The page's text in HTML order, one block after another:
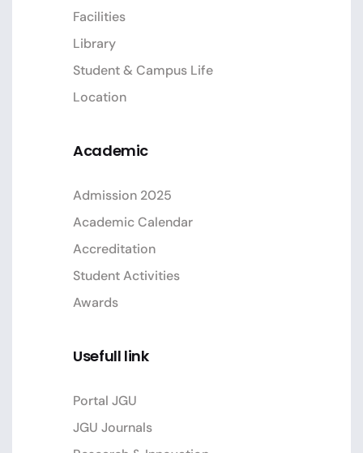
Facilities
Library
Student & Campus Life
Location
Academic
Admission 2025
Academic Calendar
Accreditation
Student Activities
Awards
Usefull link
Portal JGU
JGU Journals